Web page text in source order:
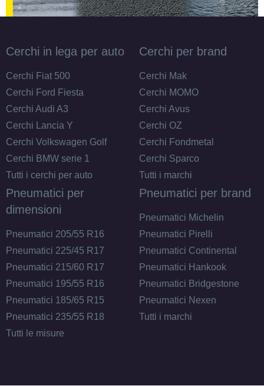
Cerchi in lega per auto
Cerchi Fiat 500
Cerchi Ford Fiesta
Cerchi Audi A3
Cerchi Lancia Y
Cerchi Volkswagen Golf
Cerchi BMW serie 1
Tutti i cerchi per auto
Cerchi per brand
Cerchi Mak
Cerchi MOMO
Cerchi Avus
Cerchi OZ
Cerchi Fondmetal
Cerchi Sparco
Tutti i marchi
Pneumatici per
dimensioni
Pneumatici 205/55 R16
Pneumatici 225/45 R17
Pneumatici 215/60 R17
Pneumatici 195/55 R16
Pneumatici 185/65 R15
Pneumatici 235/55 R18
Tutti le misure
Pneumatici per brand
Pneumatici Michelin
Pneumatici Pirelli
Pneumatici Continental
Pneumatici Hankook
Pneumatici Bridgestone
Pneumatici Nexen
Tutti i marchi